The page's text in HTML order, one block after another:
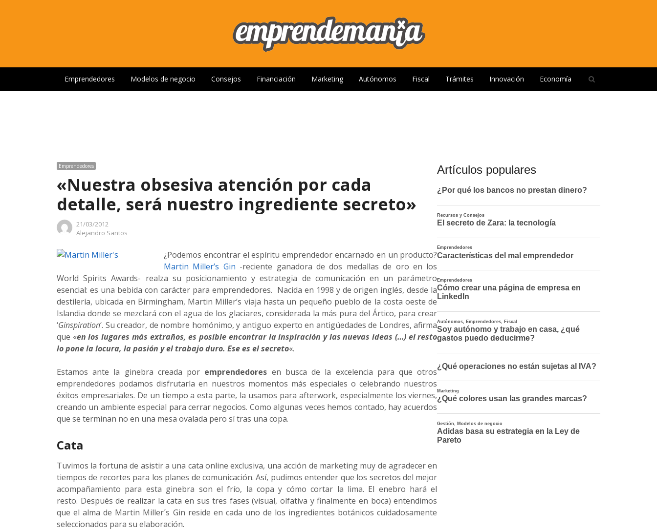
Emprendedores Modelos de negocio Consejos Financiación Marketing Autónomos Fiscal Trámites Innovación Economía
Emprendedores
«Nuestra obsesiva atención por cada
detalle, será nuestro ingrediente secreto»
21/03/2012
Author
Alejandro Santos
¿Podemos encontrar el espíritu emprendedor encarnado en un producto?
Martin Miller’s Gin -reciente ganadora de dos medallas de oro en los
World Spirits Awards- realza su posicionamiento y estrategia de comunicación en un parámetro
esencial: es una bebida con carácter para emprendedores. Nacida en 1998 y de origen inglés, desde la
destilería, ubicada en Birmingham, Martin Miller’s viaja hasta un pequeño pueblo de la costa oeste de
Islandia donde se mezclará con el agua de los glaciares, considerada la más pura del Ártico, para crear
‘Ginspiration‘. Su creador, de nombre homónimo, y antiguo experto en antigüedades de Londres, afirma
que «en los lugares más extraños, es posible encontrar la inspiración y las nuevas ideas (…) el resto
lo pone la locura, la pasión y el trabajo duro. Ese es el secreto«.
Estamos ante la ginebra creada por emprendedores en busca de la excelencia para que otros
emprendedores podamos disfrutarla en nuestros momentos más especiales o celebrando nuestros
éxitos empresariales. De un tiempo a esta parte, la usamos para afterwork, especialmente los viernes,
creando un ambiente especial para cerrar negocios. Como algunas veces hemos contado, hay acuerdos
que se terminan no en una mesa ovalada pero sí tras una copa.
Cata
Tuvimos la fortuna de asistir a una cata online exclusiva, una acción de marketing muy de agradecer en
tiempos de recortes para los planes de comunicación. Así, pudimos entender que los secretos del mejor
acompañamiento para esta ginebra son el frío, la copa y cómo cortar la lima. El enebro hará el
resto. Después de realizar la cata en sus tres fases (visual, olfativa y finalmente en boca) entendimos
que el alma de Martin Miller´s Gin reside en cada uno de los ingredientes botánicos cuidadosamente
seleccionados para su elaboración.
Artículos populares